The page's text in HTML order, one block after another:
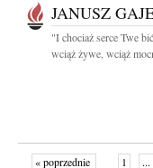
JANUSZ
"I chociaż serce Twe
wciąż żywe, wciąż
« poprzednie 1 ...